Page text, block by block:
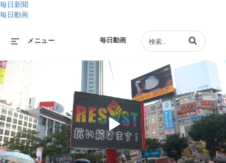
毎日新聞
毎日動画
毎日動画
メニュー 動画の検索語句
Play